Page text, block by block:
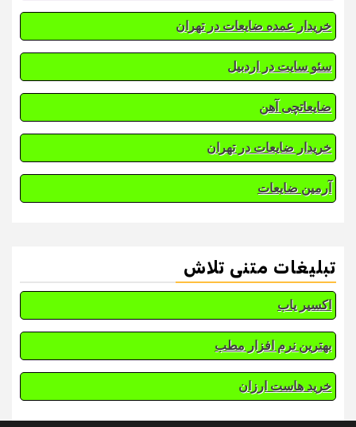
خریدار عمده ضایعات در تهران
سئو سایت در اردبیل
ضایعاتچی آهن
خریدار ضایعات در تهران
آرمین ضایعات
تبلیغات متنی تلاش
اکسیر یاب
بهترین نرم افزار مطب
خرید هاست ارزان